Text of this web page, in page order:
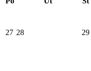
27 28 29